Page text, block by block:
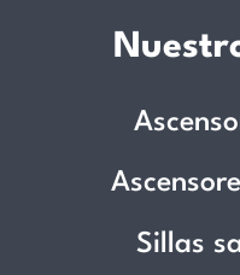
Sillas